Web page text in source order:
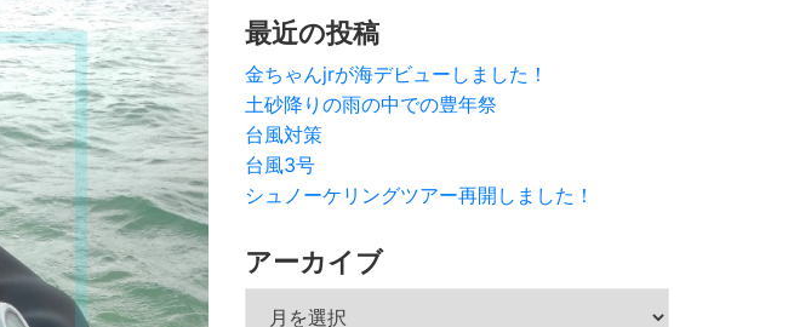
最近の投稿
金ちゃんjrが海デビューしました！
土砂降りの雨の中での豊年祭
台風対策
台風3号
シュノーケリングツアー再開しました！
アーカイブ